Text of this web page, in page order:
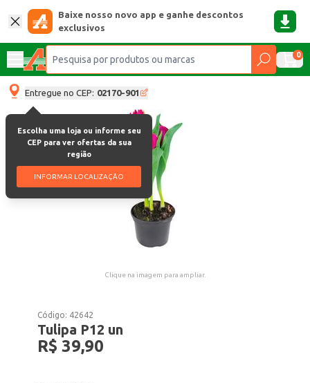
Baixe nosso novo app e ganhe descontos
exclusivos
0
Entregue no CEP: 02170-901
Escolha uma loja ou informe seu
CEP para ver ofertas da sua
região
INFORMAR LOCALIZAÇÃO
Clique na imagem para ampliar.
Código: 42642
Tulipa P12 un
R$ 39,90